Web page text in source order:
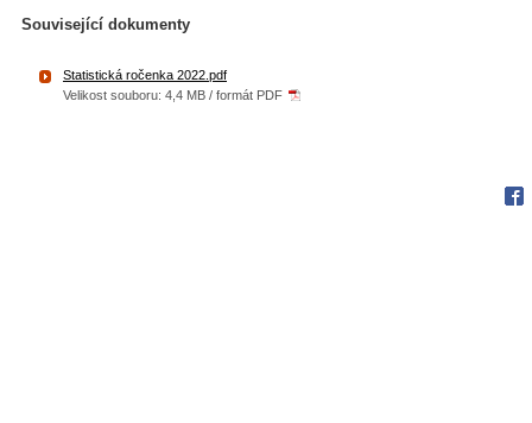
Související dokumenty
Statistická ročenka 2022.pdf
Velikost souboru: 4,4 MB / formát PDF